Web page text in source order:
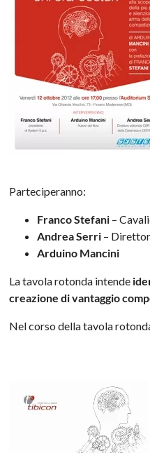
Parteciperanno:
Franco Stefani –
Andrea Serri –
Arduino Mancini
La tavola rotonda intende
creazione di vantaggio
Nel corso della tavola